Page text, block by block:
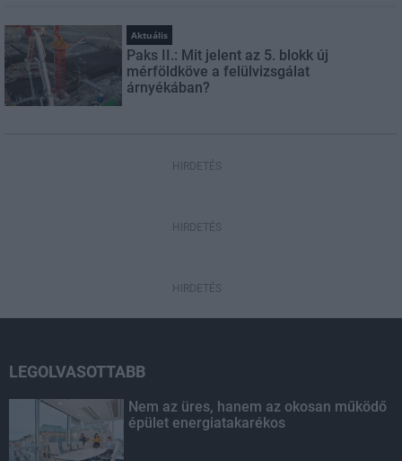
Aktuális
Paks II.: Mit jelent az 5. blokk új
mérföldköve a felülvizsgálat
árnyékában?
HIRDETÉS
HIRDETÉS
HIRDETÉS
LEGOLVASOTTABB
Nem az üres, hanem az okosan működő
épület energiatakarékos